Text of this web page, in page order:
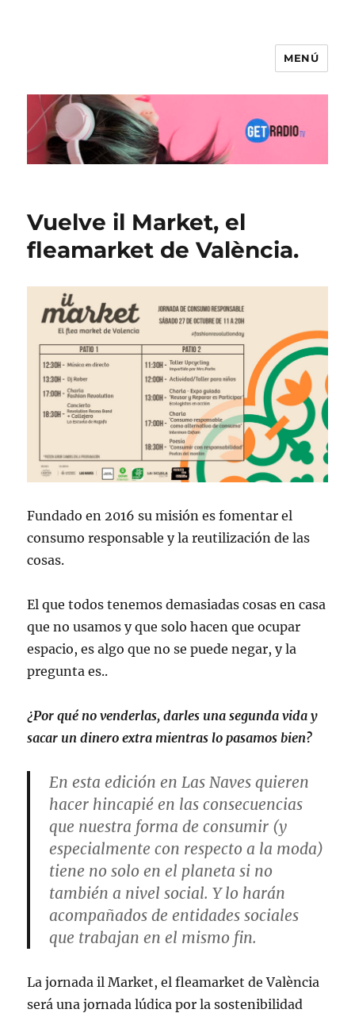
MENÚ
Vuelve il Market, el
fleamarket de València.
Fundado en 2016 su misión es fomentar el
consumo responsable y la reutilización de las
cosas.
El que todos tenemos demasiadas cosas en casa
que no usamos y que solo hacen que ocupar
espacio, ​es algo que no se puede negar, y la
pregunta es..
¿Por qué no venderlas, darles una segunda vida y
sacar un dinero extra mientras lo pasamos bien?
En esta edición en Las Naves quieren
hacer hincapié en las consecuencias
que nuestra forma de consumir (y
especialmente con respecto a la moda)
tiene no solo en el planeta si no
también a nivel social. Y lo harán
acompañados de entidades sociales
que trabajan en el mismo fin.
La jornada il Market, el fleamarket de València
será una jornada lúdica por la sostenibilidad